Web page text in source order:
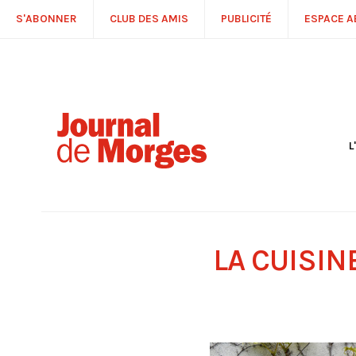
S'ABONNER CLUB DES AMIS PUBLICITÉ ESPACE
LA